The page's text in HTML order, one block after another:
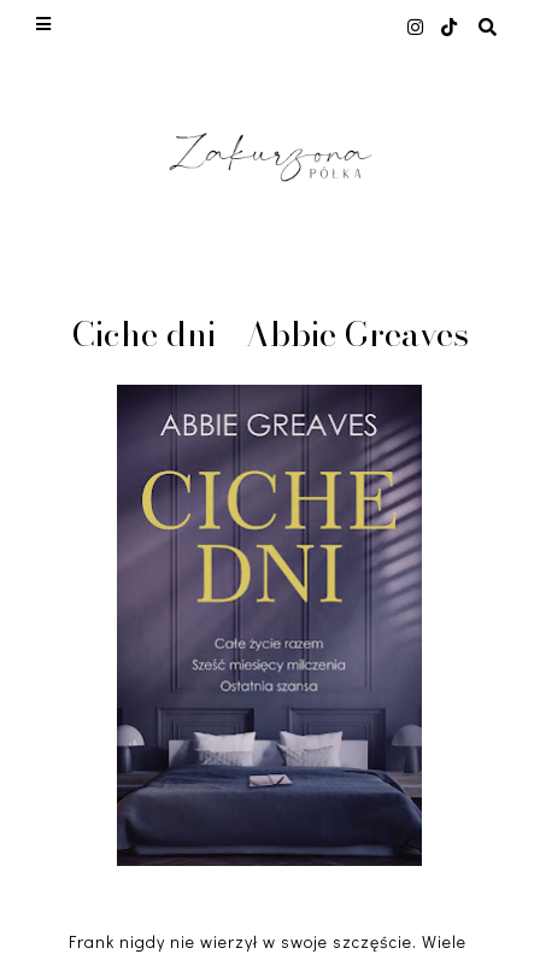
Ciche dni - Abbie Greaves
Frank nigdy nie wierzył w swoje szczęście. Wiele
This site uses cookies from Google to deliver its
quality of service, generate usage statistics, and
to detect and address abuse.
LEARN MORE